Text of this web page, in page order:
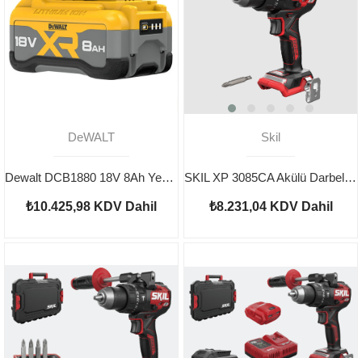
DeWALT
Dewalt DCB1880 18V 8Ah Yedek Akü
₺10.425,98 KDV Dahil
Skil
SKIL XP 3085CA Akülü Darbeli Matkap Vidalama
₺8.231,04 KDV Dahil